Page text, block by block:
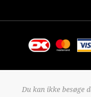
Copyright © 2026
Du kan ikke besøge